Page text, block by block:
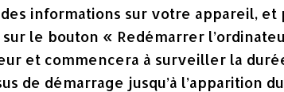
informations sur votre appareil, et
le bouton « Redémarrer
et commencera à surveiller la
de démarrage jusqu’à l’apparition